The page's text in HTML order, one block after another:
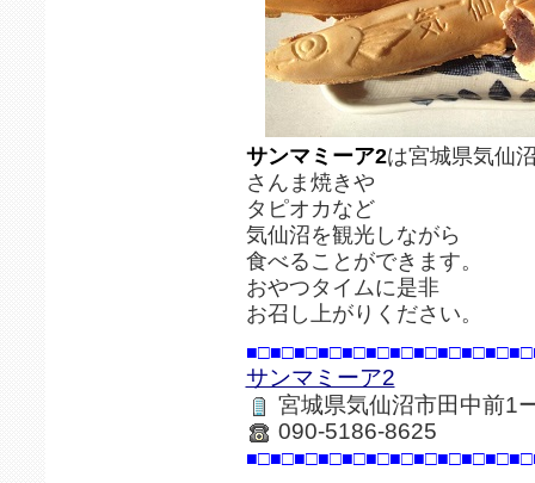
サンマミーア2は宮城県気仙
さんま焼きや
タピオカなど
気仙沼を観光しながら
食べることができます。
おやつタイムに是非
お召し上がりください。
サンマミーア2
宮城県気仙沼市田中前1
090-5186-8625